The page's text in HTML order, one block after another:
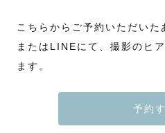
こちらからご予約いただい
またはLINEにて、撮影のヒ
ます。
予約